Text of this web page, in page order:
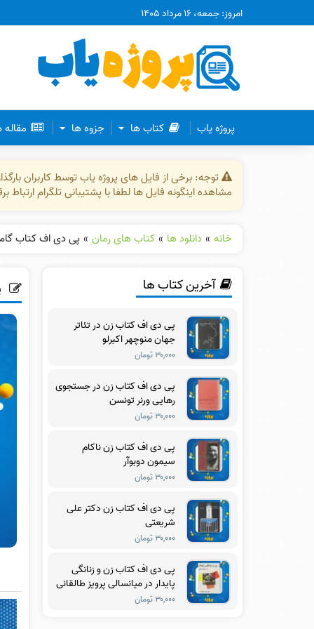
امروز: جمعه، ۱۶ مرداد ۱۴۰۵
پروژه یاب کتاب ها جزوه ها
توجه: برخی از فایل های پروژه یاب توسط کاربران
مشاهده اینگونه فایل ها لطفا با پشتیبانی تلگرام
خانه » دانلود ها » کتاب های رمان » پی دی اف کتاب
آخرین کتاب ها
پی دی اف کتاب زن در تئاتر
جهان منوچهر اکبرلو
۳۰,۰۰۰ تومان
پی دی اف کتاب زن در جستجوی
رهایی ورنر تونسن
۳۰,۰۰۰ تومان
پی دی اف کتاب زن ناکام
سیمون دوبوآر
۳۰,۰۰۰ تومان
پی دی اف کتاب زن دکتر علی
شریعتی
۳۰,۰۰۰ تومان
پی دی اف کتاب زن و زنانگی
پایدار در میانسالی پرویز طالقانی
۳۰,۰۰۰ تومان